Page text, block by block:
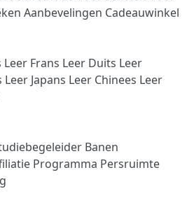
Aanbevelingen Cadeauwinkel
Leer Frans Leer Duits Leer
Leer Japans Leer Chinees Leer
Banen
Programma Persruimte